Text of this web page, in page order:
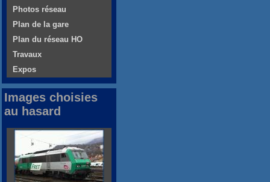
Photos réseau
Plan de la gare
Plan du réseau HO
Travaux
Expos
Images choisies
au hasard